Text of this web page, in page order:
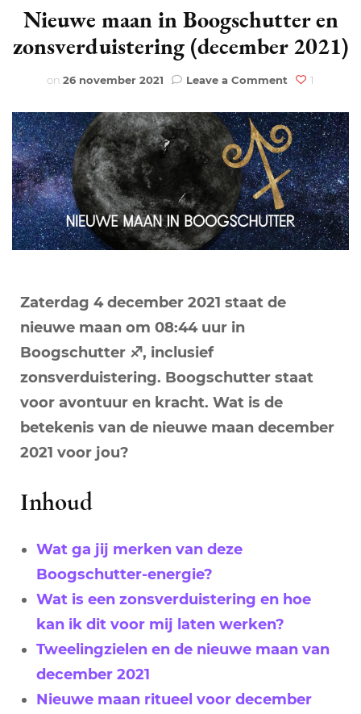
Nieuwe maan in Boogschutter en
zonsverduistering (december 2021)
on 26 november 2021 Leave a Comment on
maan
in
en
(december
2021)
1
Zaterdag 4 december 2021 staat de
nieuwe maan om 08:44 uur in
Boogschutter ♐︎, inclusief
zonsverduistering. Boogschutter staat
voor avontuur en kracht. Wat is de
betekenis van de nieuwe maan december
2021 voor jou?
Inhoud
Wat ga jij merken van deze
Boogschutter-energie?
Wat is een zonsverduistering en hoe
kan ik dit voor mij laten werken?
Tweelingzielen en de nieuwe maan van
december 2021
Nieuwe maan ritueel voor december